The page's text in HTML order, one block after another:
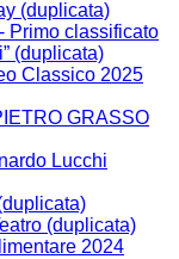
(duplicata)
Primo classificato
(duplicata)
Classico 2025
GRASSO
Lucchi
(duplicata)
2024